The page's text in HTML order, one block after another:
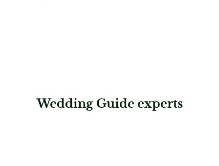
Wedding Guide experts